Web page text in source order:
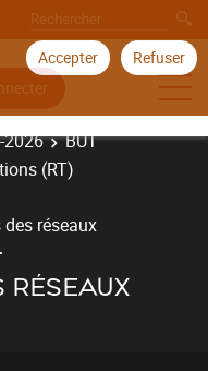
Accepter Refuser
BUT
(RT)
réseaux
RÉSEAUX